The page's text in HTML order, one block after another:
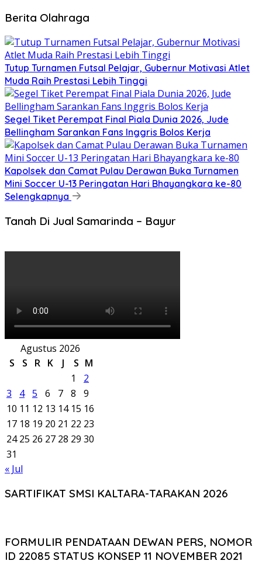
Berita Olahraga
Tutup Turnamen Futsal Pelajar, Gubernur Motivasi Atlet
Muda Raih Prestasi Lebih Tinggi
Segel Tiket Perempat Final Piala Dunia 2026, Jude
Bellingham Sarankan Fans Inggris Bolos Kerja
Kapolsek dan Camat Pulau Derawan Buka Turnamen
Mini Soccer U-13 Peringatan Hari Bhayangkara ke-80
Selengkapnya
Tanah Di Jual Samarinda – Bayur
Agustus 2026
S
S R K J S M
1
2
3
4 5 6 7 8
9
10 11 12 13 14 15 16
17 18 19 20 21 22 23
24 25 26 27 28 29 30
31
« Jul
SARTIFIKAT SMSI KALTARA-TARAKAN 2026
FORMULIR PENDATAAN DEWAN PERS, NOMOR
ID 22085 STATUS KONSEP 11 NOVEMBER 2021